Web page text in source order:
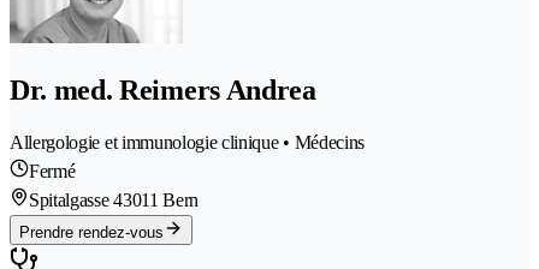
Dr. med. Reimers Andrea
Allergologie et immunologie clinique • Médecins
Fermé
Spitalgasse 43011 Bern
Prendre rendez-vous